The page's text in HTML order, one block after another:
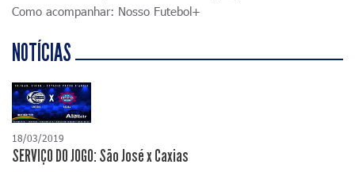
Como acompanhar: Nosso Futebol+
NOTÍCIAS
18/03/2019
SERVIÇO DO JOGO: São José x Caxias